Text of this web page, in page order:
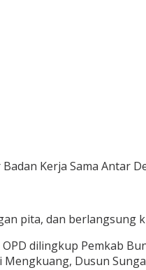
Kerja Sama Antar
pita, dan
dilingkup Pemkab
Dusun